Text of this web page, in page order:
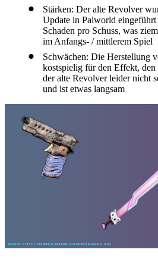
Stärken: Der alte Revolver
Update in Palworld
Schaden pro Schuss, was
im Anfangs- / mittlerem Spiel
Schwächen: Die Herstellung
kostspielig für den Effekt,
der alte Revolver leider nicht
und ist etwas langsam